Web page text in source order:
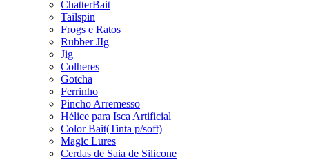
ChatterBait
Tailspin
Frogs e Ratos
Rubber JIg
Jig
Colheres
Gotcha
Ferrinho
Pincho Arremesso
Hélice para Isca Artificial
Color Bait(Tinta p/soft)
Magic Lures
Cerdas de Saia de Silicone